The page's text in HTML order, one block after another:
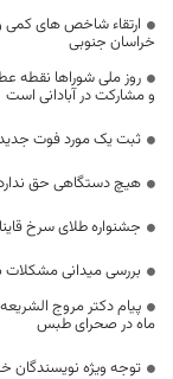
ارتقاء شاخص های کمی
خراسان جنوبی
روز ملی شوراها نقطه
و مشارکت در آبادانی است
ثبت یک مورد فوت جدید
هیچ دستگاهی حق ندارد
جشنواره طلای سرخ
بررسی میدانی
ماه در صحرای طبس
توجه ویژه نویسندگان